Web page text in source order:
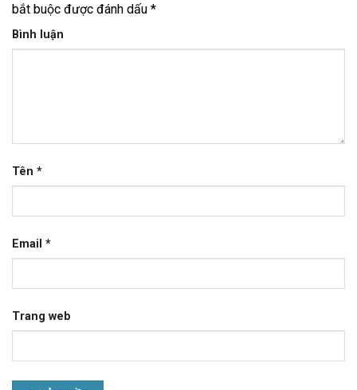
bắt buộc được đánh dấu *
Bình luận
Tên *
Email *
Trang web